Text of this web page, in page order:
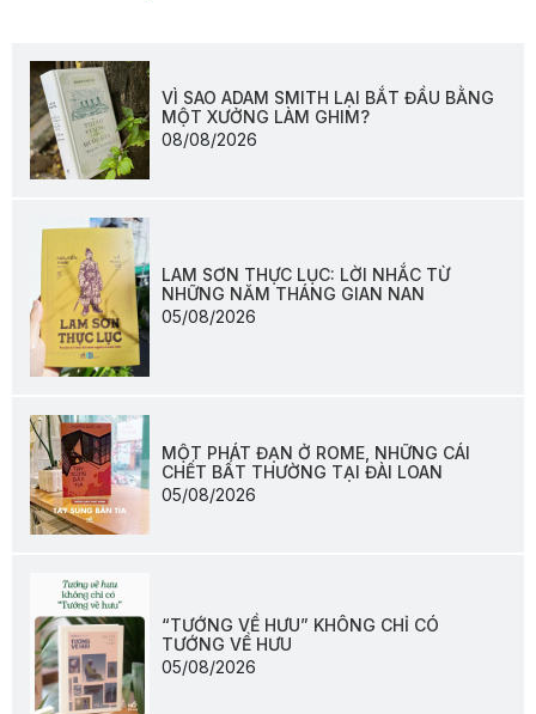
VÌ SAO ADAM SMITH LẠI BẮT ĐẦU BẰNG
MỘT XƯỞNG LÀM GHIM?
08/08/2026
LAM SƠN THỰC LỤC: LỜI NHẮC TỪ
NHỮNG NĂM THÁNG GIAN NAN
05/08/2026
MỘT PHÁT ĐẠN Ở ROME, NHỮNG CÁI
CHẾT BẤT THƯỜNG TẠI ĐÀI LOAN
05/08/2026
“TƯỚNG VỀ HƯU” KHÔNG CHỈ CÓ
TƯỚNG VỀ HƯU
05/08/2026